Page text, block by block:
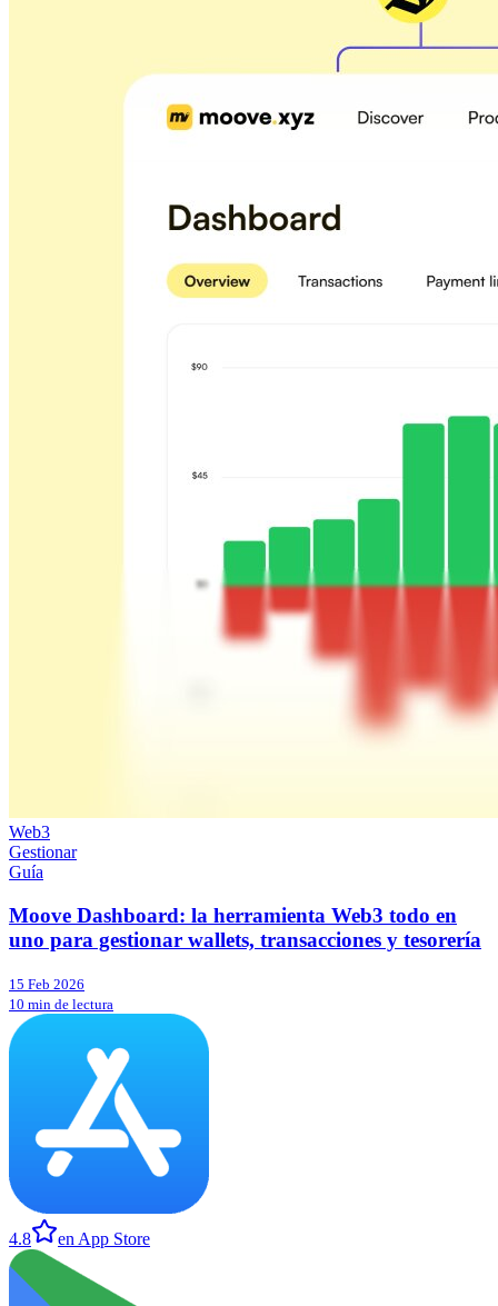
Web3
Gestionar
Guía
Moove Dashboard: la herramienta Web3 todo en
uno para gestionar wallets, transacciones y tesorería
15 Feb 2026
10 min de lectura
4.8 en App Store